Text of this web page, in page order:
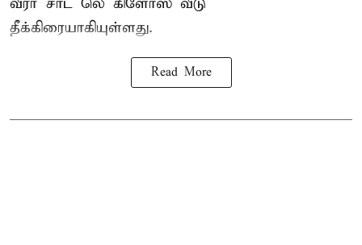
தீக்கிரையாகியுள்ளது.
Read More